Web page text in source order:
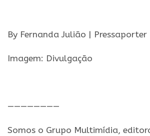
By Fernanda Julião | Pressaporter
Imagem: Divulgação
————————
Somos o Grupo Multimídia,